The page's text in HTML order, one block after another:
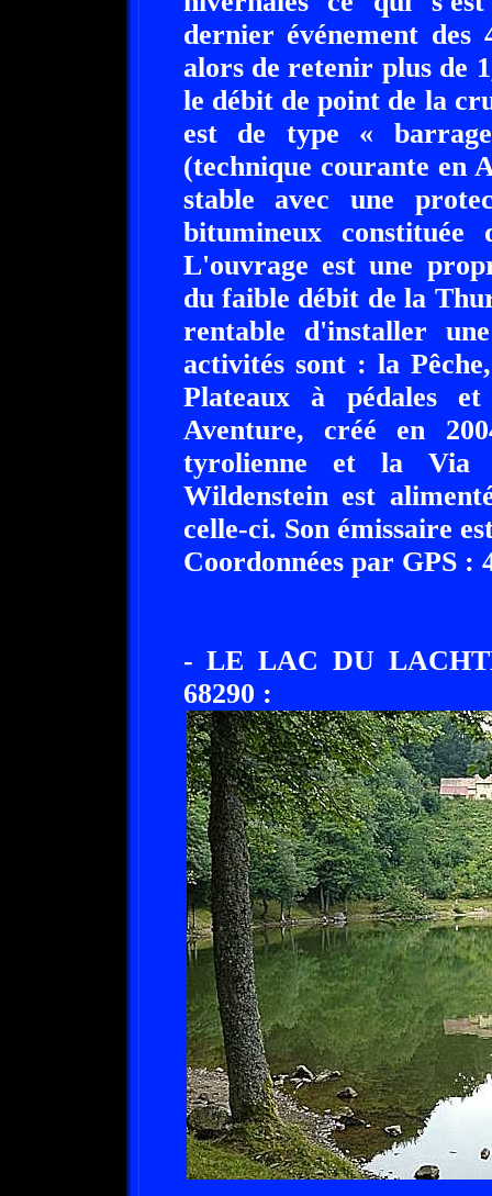
dernier événement
alors de retenir plus de
le débit de point de la
est de type «
(technique courante en
stable avec une
bitumineux constituée
L'ouvrage est une
du faible débit de la
rentable d'installer
activités sont : la
Plateaux à pédales
Aventure, créé en
tyrolienne et la
Wildenstein est
celle-ci. Son émissaire
Coordonnées par GPS :
- LE LAC DU
68290 :